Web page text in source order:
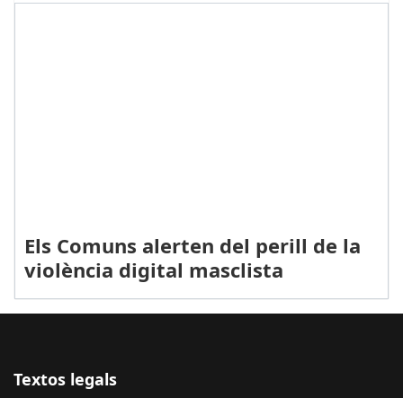
Els Comuns alerten del perill de la
violència digital masclista
Textos legals